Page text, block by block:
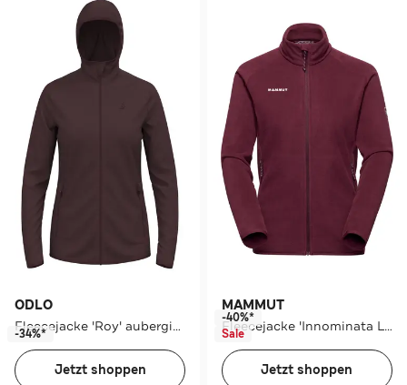
ODLO
Fleecejacke 'Roy' aubergine
-34%*
Jetzt shoppen
MAMMUT
Fleecejacke 'Innominata Light' burgunder
-40%*
Sale
Jetzt shoppen